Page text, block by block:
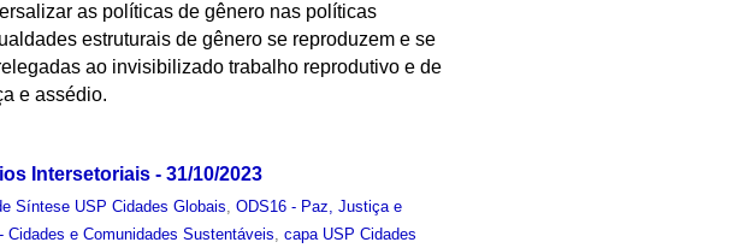
as políticas de gênero nas políticas
estruturais de gênero se reproduzem e se
ao invisibilizado trabalho reprodutivo e de
e assédio.
Intersetoriais - 31/10/2023
Síntese USP Cidades Globais ,ODS16 - Paz, Justiça e
Cidades e Comunidades Sustentáveis ,capa USP Cidades